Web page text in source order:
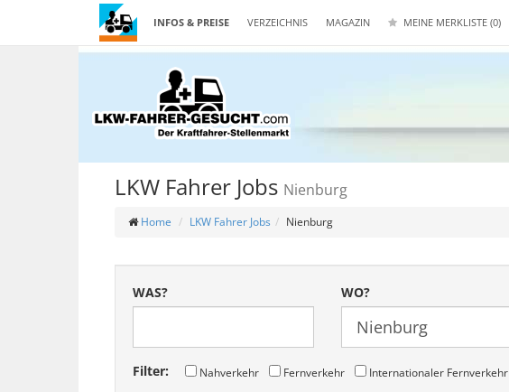
INFOS & PREISE VERZEICHNIS MAGAZIN MEINE MERKLISTE (0)
LKW Fahrer Jobs Nienburg
Home LKW Fahrer Jobs Nienburg
WAS? WO?
Filter: Nahverkehr Fernverkehr Internationaler Fernverkehr